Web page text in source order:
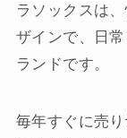
ラソックスは
ザインで、日
ランドです。
毎年すぐに売